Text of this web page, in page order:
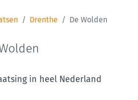
Drenthe De Wolden
in heel Nederland